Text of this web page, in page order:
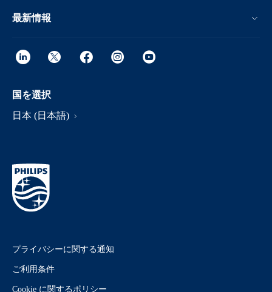
最新情報
国を選択
日本 (日本語)
プライバシーに関する通知
ご利用条件
Cookie に関するポリシー